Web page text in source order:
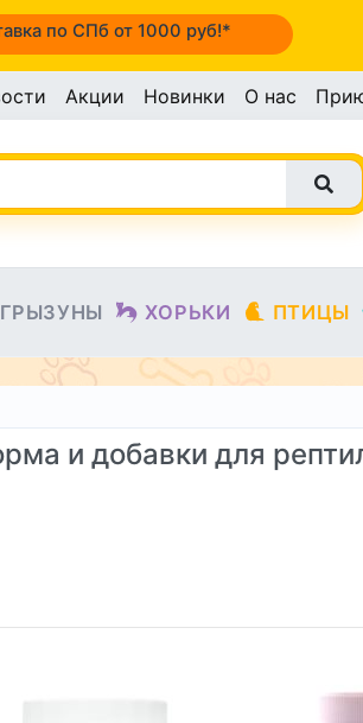
по СПб от 1000 руб!*
Акции Новинки О нас
ГРЫЗУНЫ ХОРЬКИ ПТИЦЫ
и добавки для